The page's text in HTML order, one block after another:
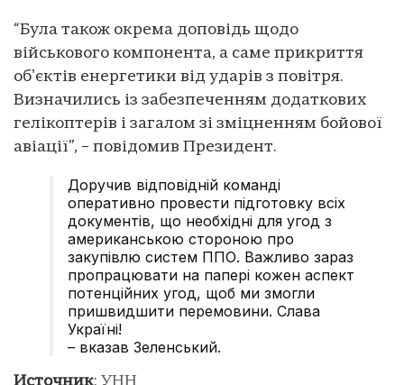
“Була також окрема доповідь щодо
військового компонента, а саме прикриття
обʼєктів енергетики від ударів з повітря.
Визначились із забезпеченням додаткових
гелікоптерів і загалом зі зміцненням бойової
авіації”, – повідомив Президент.
Доручив відповідній команді
оперативно провести підготовку всіх
документів, що необхідні для угод з
американською стороною про
закупівлю систем ППО. Важливо зараз
пропрацювати на папері кожен аспект
потенційних угод, щоб ми змогли
пришвидшити перемовини. Слава
Україні!
– вказав Зеленський.